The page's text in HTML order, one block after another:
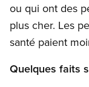
ou qui ont des
plus cher. Les
santé paient
Quelques faits